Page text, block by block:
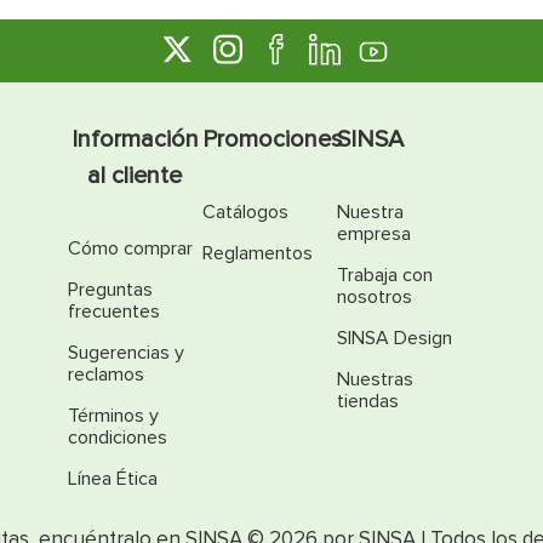
Información
al cliente
Cómo comprar
Preguntas
frecuentes
Sugerencias y
reclamos
Términos y
condiciones
Línea Ética
Promociones
Catálogos
Reglamentos
SINSA
Nuestra
empresa
Trabaja con
nosotros
SINSA Design
Nuestras
tiendas